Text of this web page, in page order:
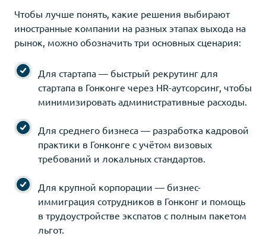
Чтобы лучше понять, какие решения выбирают
иностранные компании на разных этапах выхода на
рынок, можно обозначить три основных сценария:
Для стартапа — быстрый рекрутинг для
стартапа в Гонконге через HR-аутсорсинг, чтобы
минимизировать административные расходы.
Для среднего бизнеса — разработка кадровой
практики в Гонконге с учётом визовых
требований и локальных стандартов.
Для крупной корпорации — бизнес-
иммиграция сотрудников в Гонконг и помощь
в трудоустройстве экспатов с полным пакетом
льгот.